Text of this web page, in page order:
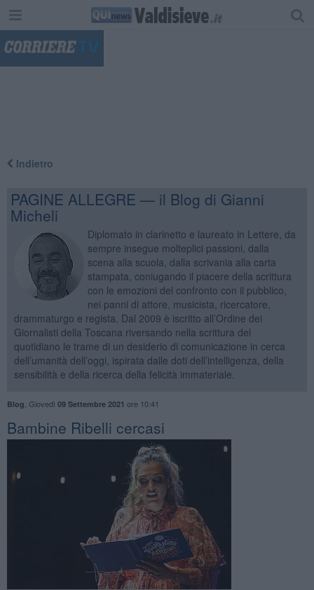
Indietro
PAGINE ALLEGRE — il Blog di Gianni
Micheli
Diplomato in clarinetto e laureato in Lettere, da
sempre insegue molteplici passioni, dalla
scena alla scuola, dalla scrivania alla carta
stampata, coniugando il piacere della scrittura
con le emozioni del confronto con il pubblico,
nei panni di attore, musicista, ricercatore,
drammaturgo e regista. Dal 2009 è iscritto all’Ordine dei
Giornalisti della Toscana riversando nella scrittura del
quotidiano le trame di un desiderio di comunicazione in cerca
dell’umanità dell’oggi, ispirata dalle doti dell’intelligenza, della
sensibilità e della ricerca della felicità immateriale.
Blog Giovedì 09 Settembre 2021 ore 10:41
Bambine Ribelli cercasi